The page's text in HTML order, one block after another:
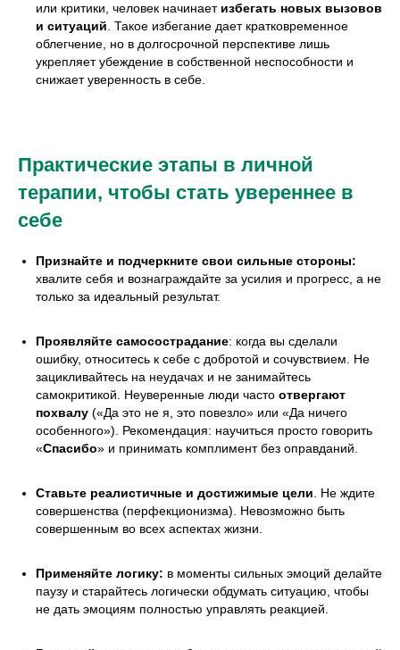
или критики, человек начинает избегать новых вызовов
и ситуаций . Такое избегание дает кратковременное
облегчение, но в долгосрочной перспективе лишь
укрепляет убеждение в собственной неспособности и
снижает уверенность в себе.
Практические этапы в личной
терапии, чтобы стать увереннее в
себе
Признайте и подчеркните свои сильные стороны:
хвалите себя и вознаграждайте за усилия и прогресс, а не
только за идеальный результат.
Проявляйте самосострадание: когда вы сделали
ошибку, относитесь к себе с добротой и сочувствием. Не
зацикливайтесь на неудачах и не занимайтесь
самокритикой. Неуверенные люди часто отвергают
похвалу («Да это не я, это повезло» или «Да ничего
особенного»). Рекомендация: научиться просто говорить
«Спасибо» и принимать комплимент без оправданий.
Ставьте реалистичные и достижимые цели . Не ждите
совершенства (перфекционизма). Невозможно быть
совершенным во всех аспектах жизни.
Применяйте логику: в моменты сильных эмоций делайте
паузу и старайтесь логически обдумать ситуацию, чтобы
не дать эмоциям полностью управлять реакцией.